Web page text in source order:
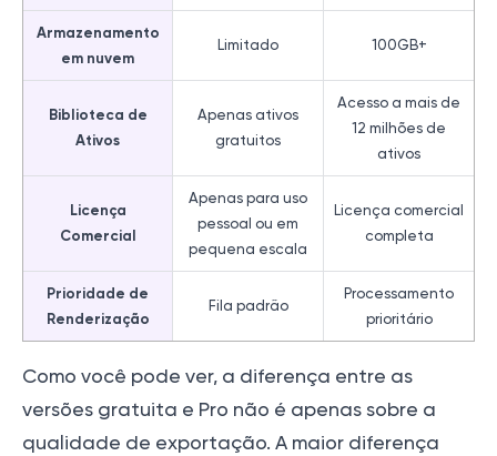
Armazenamento
em nuvem
Limitado 100GB+
Biblioteca de
Ativos
Apenas ativos
gratuitos
Acesso a mais de
12 milhões de
ativos
Licença
Comercial
Apenas para uso
pessoal ou em
pequena escala
Licença comercial
completa
Prioridade de
Renderização
Fila padrão
Processamento
prioritário
Como você pode ver, a diferença entre as
versões gratuita e Pro não é apenas sobre a
qualidade de exportação. A maior diferença